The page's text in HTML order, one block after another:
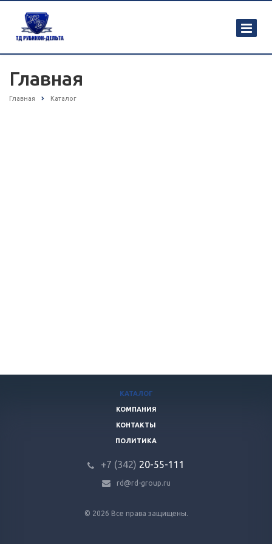
Главная
Главная Каталог
© 2026 Все права защищены.
КАТАЛОГ
КОМПАНИЯ
КОНТАКТЫ
ПОЛИТИКА
+7 (342) 20-55-111
rd@rd-group.ru